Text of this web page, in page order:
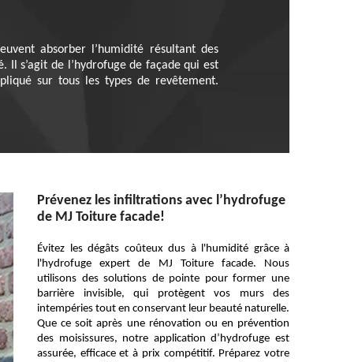
absorber l’humidité résultant des
s’agit de l’hydrofuge de façade qui est
sur tous les types de revêtement.
Prévenez les infiltrations avec l’hydrofuge
de MJ Toiture facade!
Évitez les dégâts coûteux dus à l'humidité grâce à
l'hydrofuge expert de MJ Toiture facade. Nous
utilisons des solutions de pointe pour former une
barrière invisible, qui protègent vos murs des
intempéries tout en conservant leur beauté naturelle.
Que ce soit après une rénovation ou en prévention
des moisissures, notre application d’hydrofuge est
assurée, efficace et à prix compétitif. Préparez votre